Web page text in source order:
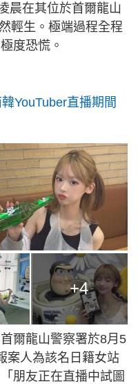
晨在其位於首爾龍山
輕生。極端過程全程
度恐慌。
YouTuber直播期間
+4
爾龍山警察署於8月5
案人為該名日籍女站
朋友正在直播中試圖